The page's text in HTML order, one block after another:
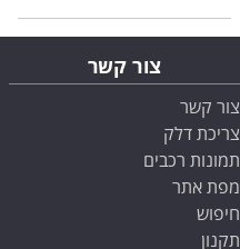
צור קשר
צור קשר
צריכת דלק
תמונות רכבים
מפת אתר
חיפוש
תקנון